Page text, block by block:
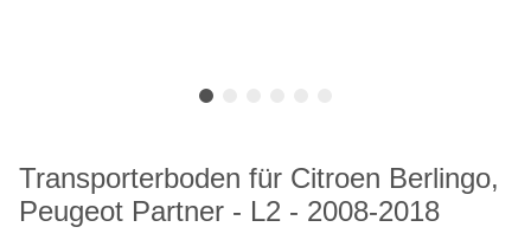
Transporterboden für Citroen Berlingo,
Peugeot Partner - L2 - 2008-2018